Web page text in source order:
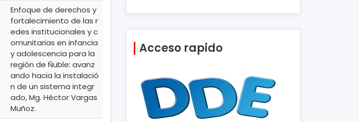
Enfoque de derechos y
fortalecimiento de las r
edes institucionales y c
omunitarias en infancia
y adolescencia para la
región de Ñuble: avanz
ando hacia la instalació
n de un sistema integr
ado, Mg. Héctor Vargas
Muñoz.
Acceso rapido